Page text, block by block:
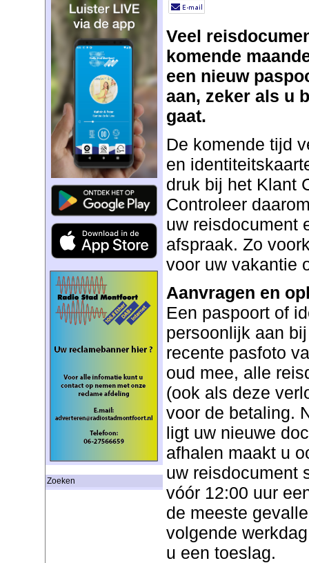
Zoeken
Veel
komende
een nieuw
aan, zeker als u
gaat.
De komende tijd
en
druk bij het Klant
Controleer
uw reisdocument
afspraak. Zo
voor uw vakantie
Aanvragen en
Een paspoort of
persoonlijk aan
recente pasfoto
oud mee, alle
(ook als deze
voor de betaling.
ligt uw nieuwe
afhalen maakt u
uw reisdocument
vóór 12:00 uur
de meeste
volgende
u een toeslag.